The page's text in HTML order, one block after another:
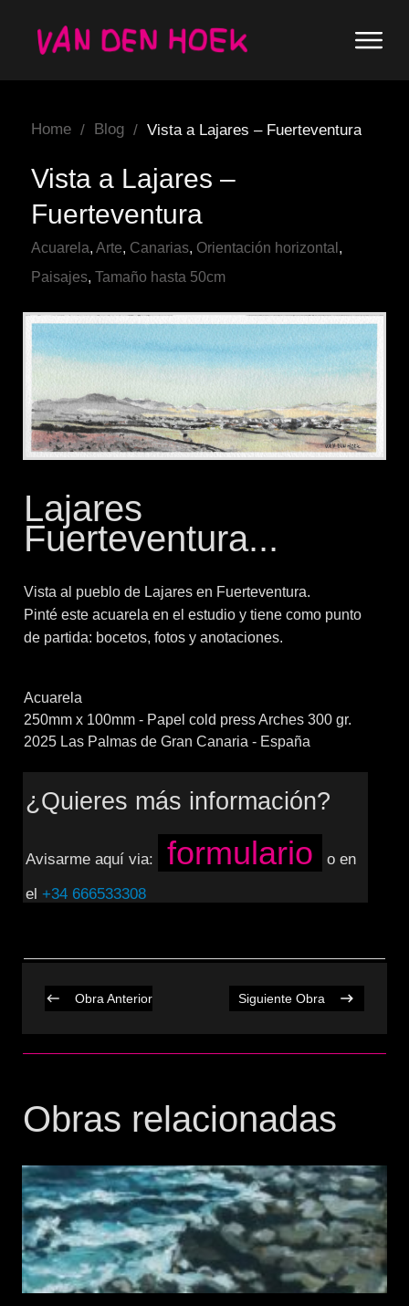
Home / Blog / Vista a Lajares – Fuerteventura
Vista a Lajares –
Fuerteventura
Acuarela, Arte, Canarias, Orientación horizontal ,
Paisajes, Tamaño hasta 50cm
Lajares
Fuerteventura...
Vista al pueblo de Lajares en Fuerteventura.
Pinté este acuarela en el estudio y tiene como punto
de partida: bocetos, fotos y anotaciones.
Acuarela
250mm x 100mm - Papel cold press Arches 300 gr.
2025 Las Palmas de Gran Canaria - España
¿Quieres más información?
Avisarme aquí via: formulario
o en
el +34 666533308
Obra Anterior Siguiente Obra
Obras relacionadas